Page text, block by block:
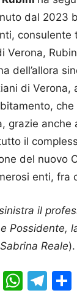
dal 2023
Verona,
dell’allora
di Verona,
grazie
il
del nuovo
enti, fra
il
Possidente,
Reale).
LinkedIn